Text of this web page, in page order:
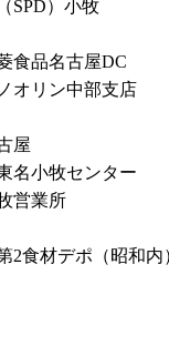
SPD）小牧
食品名古屋DC
オリン中部支店
屋
名小牧センター
営業所
2食材デポ（昭和内